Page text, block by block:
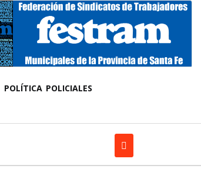
POLÍTICA POLICIALES